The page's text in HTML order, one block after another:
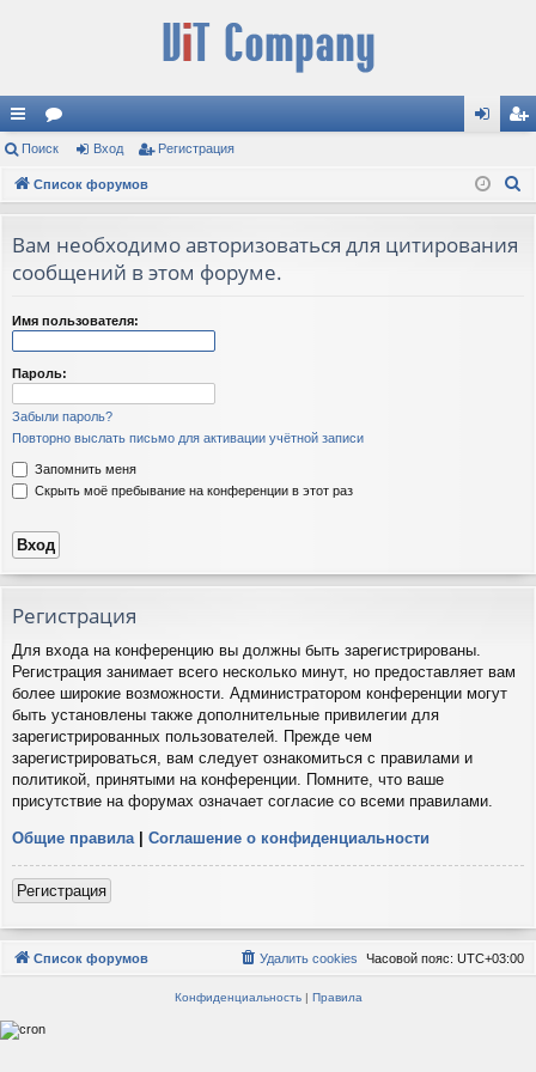
с
ы
и
ор
ум д ис
ац
Поиск Вход Регистрация
Список форумов
Вам необходимо авторизоваться для цитирования
сообщений в этом форуме.
Имя пользователя:
Пароль:
Забыли пароль?
Повторно выслать письмо для активации учётной записи
Запомнить меня
Скрыть моё пребывание на конференции в этот раз
Регистрация
Для входа на конференцию вы должны быть зарегистрированы.
Регистрация занимает всего несколько минут, но предоставляет вам
более широкие возможности. Администратором конференции могут
быть установлены также дополнительные привилегии для
зарегистрированных пользователей. Прежде чем
зарегистрироваться, вам следует ознакомиться с правилами и
политикой, принятыми на конференции. Помните, что ваше
присутствие на форумах означает согласие со всеми правилами.
Общие правила | Соглашение о конфиденциальности
Регистрация
Список форумов Часовой пояс: UTC+03:00
Удалить cookies
Конфиденциальность| Правила